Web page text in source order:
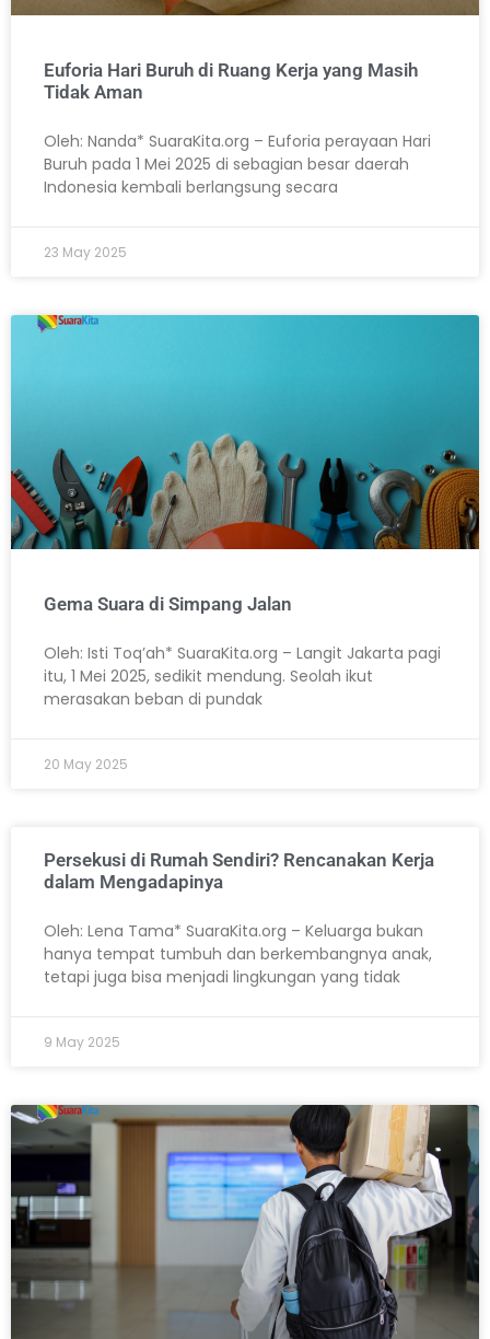
Euforia Hari Buruh di Ruang Kerja yang Masih
Tidak Aman
Oleh: Nanda* SuaraKita.org – Euforia perayaan Hari
Buruh pada 1 Mei 2025 di sebagian besar daerah
Indonesia kembali berlangsung secara
23 May 2025
Gema Suara di Simpang Jalan
Oleh: Isti Toq’ah* SuaraKita.org – Langit Jakarta pagi
itu, 1 Mei 2025, sedikit mendung. Seolah ikut
merasakan beban di pundak
20 May 2025
Persekusi di Rumah Sendiri? Rencanakan Kerja
dalam Mengadapinya
Oleh: Lena Tama* SuaraKita.org – Keluarga bukan
hanya tempat tumbuh dan berkembangnya anak,
tetapi juga bisa menjadi lingkungan yang tidak
9 May 2025